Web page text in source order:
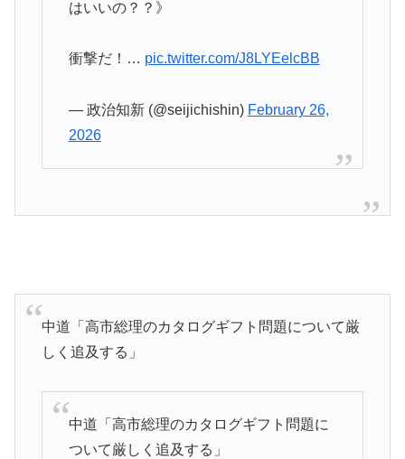
はいいの？？》
衝撃だ！… pic.twitter.com/J8LYEelcBB
— 政治知新 (@seijichishin) February 26,
2026
中道「高市総理のカタログギフト問題について厳
しく追及する」
中道「高市総理のカタログギフト問題に
ついて厳しく追及する」